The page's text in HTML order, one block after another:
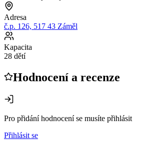
Adresa
č.p. 126, 517 43 Záměl
Kapacita
28 dětí
Hodnocení a recenze
Pro přidání hodnocení se musíte přihlásit
Přihlásit se